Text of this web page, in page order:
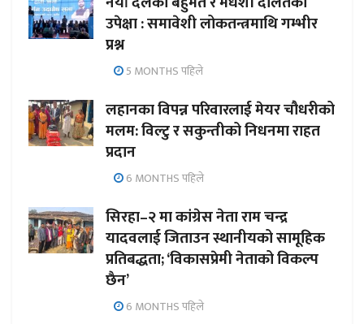
उपेक्षा : समावेशी लोकतन्त्रमाथि गम्भीर
प्रश्न
5 MONTHS पहिले
लहानका विपन्न परिवारलाई मेयर चौधरीको
मलम: विल्टु र सकुन्तीको निधनमा राहत
प्रदान
6 MONTHS पहिले
सिरहा–२ मा कांग्रेस नेता राम चन्द्र
यादवलाई जिताउन स्थानीयको सामूहिक
प्रतिबद्धता; ‘विकासप्रेमी नेताको विकल्प
छैन’
6 MONTHS पहिले